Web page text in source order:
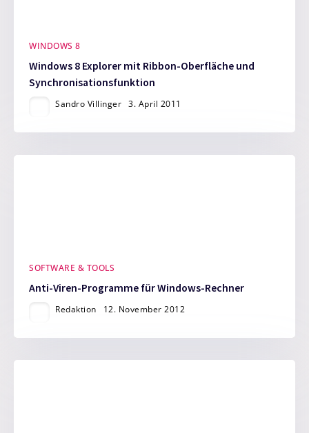
WINDOWS 8
Windows 8 Explorer mit Ribbon-Oberfläche und
Synchronisationsfunktion
Sandro Villinger 3. April 2011
SOFTWARE & TOOLS
Anti-Viren-Programme für Windows-Rechner
Redaktion 12. November 2012